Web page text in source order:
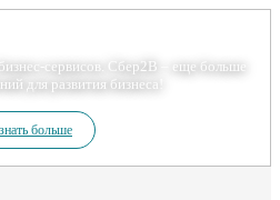
сервисов. Сбер2В – еще больше
для развития бизнеса!
больше